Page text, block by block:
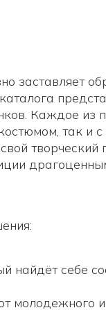
заставляет
Каждое из
так и
творческий
найдёт себе
молодежного и